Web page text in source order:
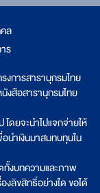
ล
ร
งการสารานุกรมไทย
งสือสารานุกรมไทย
โดยจะนำไปแจกจ่ายให้
นำเงินมาสมทบทุนใน
งบทความและภาพ
งลิขสิทธิ์อย่างใด ขอได้